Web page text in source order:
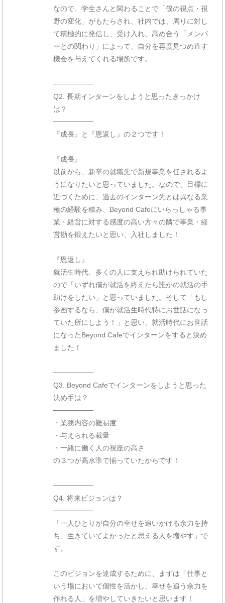
なので、学生さんと関わることで「僕の視点・視
野の変化」がもたらされ、社内では、周りに対し
て積極的に発信し、受け入れ、高め合う「メンバ
ーとの関わり」によって、自分を再度見つめ直す
機会を与えてくれる場所です。
────────
Q2. 長期インターンをしようと思ったきっかけ
は？
────────
『成長』と『恩返し』の２つです！
『成長』
以前から、新卒の就職先で新規事業を任されるよ
うになりたいと思っていました。なので、目標に
近づくために、過去のインターン先とは異なる業
種の経験を積み、Beyond Cafeにいらっしゃる事
業・経営に対する感度の高い方々の隣で事業・経
営勘を鍛えたいと思い、入社しました！
『恩返し』
就活生時代、多くの人に支えられ助けられていた
ので「いずれ僕が就活を終えたら誰かの就活の手
助けをしたい」と思っていました。そして「もし
参画するなら、僕が就活生時代特にお世話になっ
ていた所にしよう！」と思い、就活時代にお世話
になったBeyond Cafeでインターンをすると決め
ました！
────────
Q3. Beyond Cafeでインターンをしようと思った
決め手は？
────────
・業務内容の難易度
・与えられる裁量
・一緒に働く人の視座の高さ
の３つが高水準で揃っていたからです！
────────
Q4. 将来ビジョンは？
────────
「一人ひとりが自分の幸せを追いかける余力を持
ち、生きていてよかったと思える人を増やす」で
す。
このビジョンを達成するために、まずは「仕事と
いう場において個性を活かし、幸せを追う余力を
作れる人」を増やしていきたいと思います！